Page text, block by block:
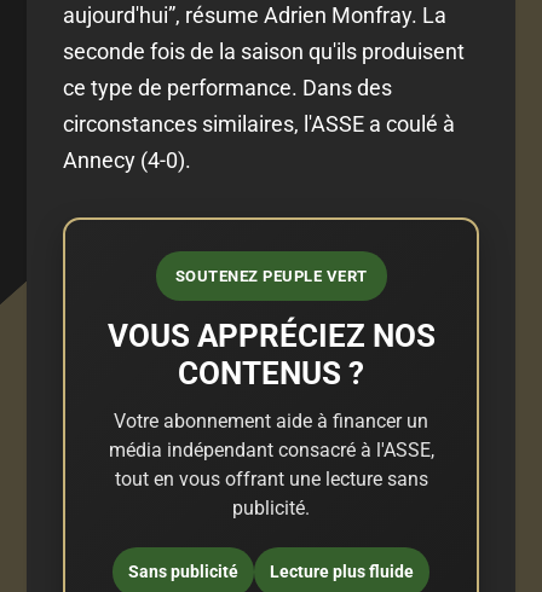
aujourd'hui”, résume Adrien Monfray. La
seconde fois de la saison qu'ils produisent
ce type de performance. Dans des
circonstances similaires, l'ASSE a coulé à
Annecy (4-0).
SOUTENEZ PEUPLE VERT
VOUS APPRÉCIEZ NOS
CONTENUS ?
Votre abonnement aide à financer un
média indépendant consacré à l'ASSE,
tout en vous offrant une lecture sans
publicité.
Sans publicité Lecture plus fluide